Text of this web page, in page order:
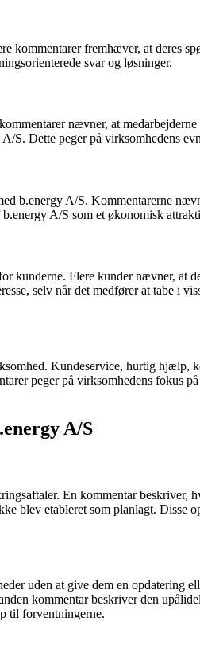
fremhæver, at deres
svar og løsninger.
nævner, at
S. Dette peger på virksomhedens
b.energy A/S. Kommentarerne
A/S som et økonomisk
kunderne. Flere kunder nævner,
selv når det medfører at tabe i
Kundeservice, hurtig
peger på virksomhedens fokus
A/S
En kommentar
blev etableret som planlagt.
uden at give dem en
kommentar beskriver den
til forventningerne.